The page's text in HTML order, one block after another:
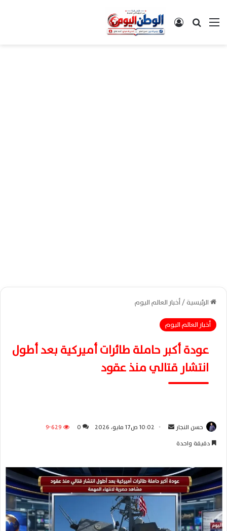
القائمةبحث عن تسجيل الدخول
الرئيسية/أخبار العالم اليوم
أخبار العالم اليوم
عودة أكبر حاملة طائرات أميركية بعد أطول
انتشار قتالي منذ عقود
حسن النجار
ب
ر
10:02 ص17 مايو، 2026 0
9٬629
دقيقة واحدة